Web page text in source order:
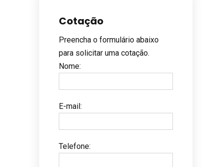
Cotação
Preencha o formulário abaixo
para solicitar uma cotação.
Nome:
E-mail:
Telefone: